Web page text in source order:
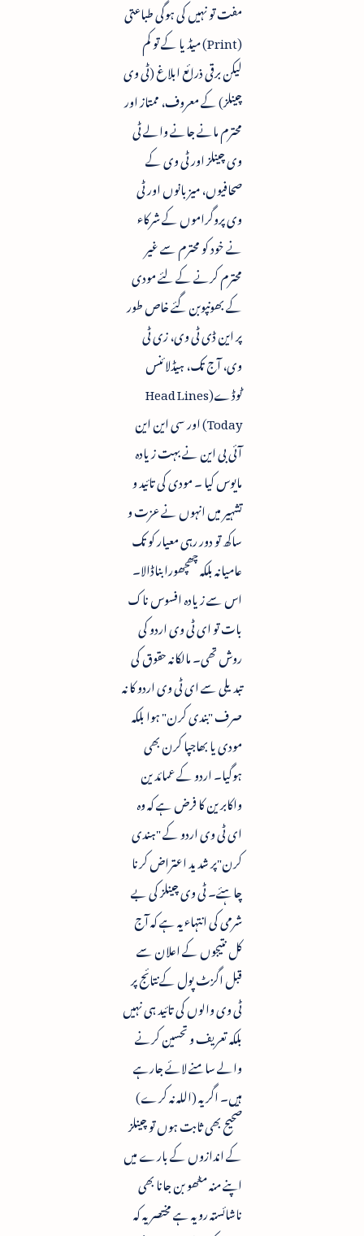
مفت تو نہیں کی ہوگی طباعتی
(Print) میڈیا کے تو کم
لیکن برقی ذرائع ابلاغ (ٹی وی
چینلز) کے معروف، ممتاز اور
محترم مانے جانے والے ٹی
وی چینلز اور ٹی وی کے
صحافیوں، میزبانوں اور ٹی
وی پروگراموں کے شرکاء
نے خود کو محترم سے غیر
محترم کرنے کے لئے مودی
کے بھونپوبن گئے خاص طور
پر این ڈی ٹی وی، زی ٹی
وی، آج تک، ہیڈلائنس
ٹوڈے(Head Lines
Today) اور سی این این
آئی بی این نے بہت زیادہ
مایوس کیا ۔ مودی کی تائید و
تشہیر میں انہوں نے عزت و
ساکھ تو دور رہی معیار کو تک
عامیانہ بلکہ چھچھورا بناڈالا۔
اس سے زیادہ افسوس ناک
بات تو ای ٹی وی اردو کی
روش تھی۔ مالکانہ حقوق کی
تبدیلی سے ای ٹی وی اردو کا نہ
صرف "بندی کرن" ہوا بلکہ
مودی یا بھاجپا کرن بھی
ہوگیا۔ اردو کے عمائدین
واکابرین کا فرض ہے کہ وہ
ای ٹی وی اردو کے "ہندی
کرن"پر شدید اعتراض کرنا
چاہئے۔ ٹی وی چینلز کی بے
شرمی کی انتہاء یہ ہے کہ آج
کل نتیجوں کے اعلان سے
قبل اگزٹ پول کے نتائج پر
ٹی وی والوں کی تائید ہی نہیں
بلکہ تعریف و تحسین کرنے
والے سامنے لائے جارہے
ہیں۔ اگر یہ (اللہ نہ کرے)
صحیح بھی ثابت ہوں تو چینلز
کے اندازوں کے بارے میں
اپنے منہ مٹھو بن جانا بھی
ناشائستہ رویہ ہے مختصر یہ کہ